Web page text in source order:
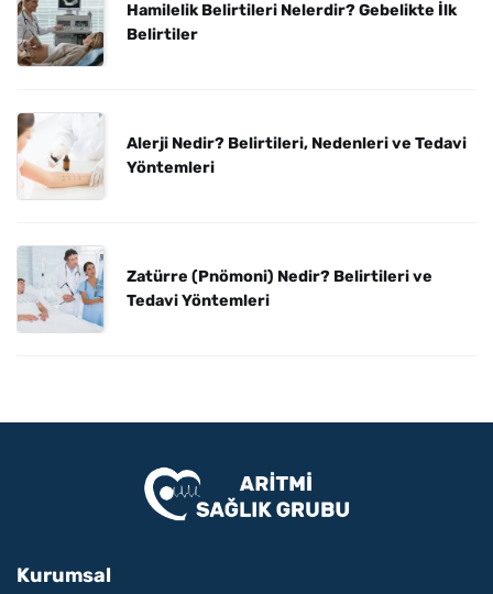
Hamilelik Belirtileri Nelerdir? Gebelikte İlk
Belirtiler
Alerji Nedir? Belirtileri, Nedenleri ve Tedavi
Yöntemleri
Zatürre (Pnömoni) Nedir? Belirtileri ve
Tedavi Yöntemleri
Kurumsal